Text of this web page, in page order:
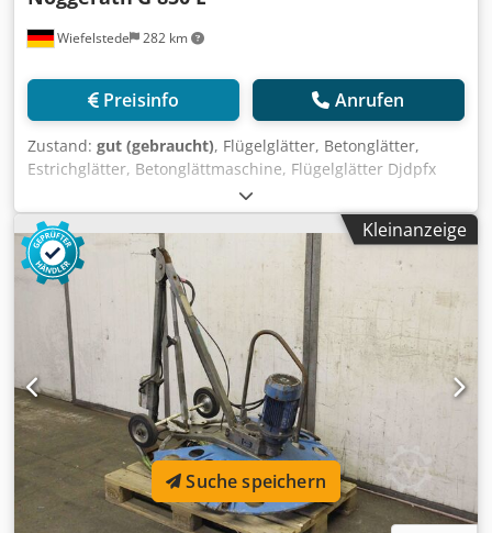
Wiefelstede 282 km
Preisinfo Anrufen
Zustand: gut (gebraucht), Flügelglätter, Betonglätter,
Estrichglätter, Betonglättmaschine, Flügelglätter Djdpfx
Aohabkyjl Sjck -Hersteller: Noggerath, Handgeführte Beton
Glättmaschine Typ G 850 E -Leistung: 2,4/1,5 kW /
2820/1425 U/min -Tellerdurchmesser: 900 mm -
Transportabmessung: 1550/1000/H1130 mm -Gewicht: 88
kg
Kleinanzeige
Suche speichern